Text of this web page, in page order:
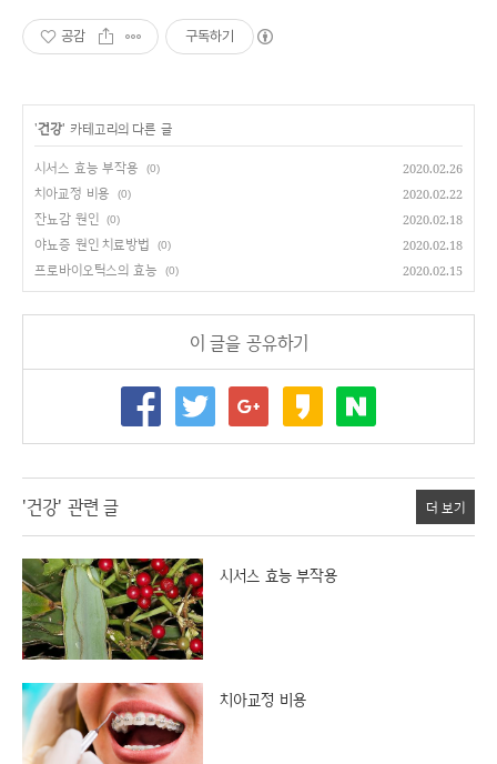
공감 구독하기
'건강' 카테고리의 다른 글
시서스 효능 부작용 (0) 2020.02.26
치아교정 비용 (0) 2020.02.22
잔뇨감 원인 (0) 2020.02.18
야뇨증 원인 치료방법 (0) 2020.02.18
프로바이오틱스의 효능 (0) 2020.02.15
이 글을 공유하기
'건강' 관련 글 더 보기
시서스 효능 부작용
치아교정 비용